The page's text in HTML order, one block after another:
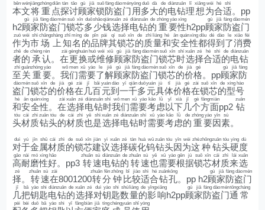
本
běn
文
wén
将
jiāng
重
zhòng
点
diǎn
探
tàn
讨
tǎo
顾
gù
家
jiā
锁
suǒ
防
fáng
盗
dào
门
mén
用
yòng
多
duō
大
dà
的
de
电
diàn
钻
zuān
理
lǐ
想
xiǎng
为
wèi
合
hé
适
shì
。pp
h2顾
gù
家
jiā
防
fáng
盗
dào
门
mén
锁
suǒ
芯
xīn
多
duō
少
shǎo
钱
qián
选
xuǎn
择
zé
电
diàn
钻
zuān
的
de
重
zhòng
要
yào
性
xìng
h2pp顾
gù
家
jiā
防
fáng
盗
dào
门
mén
作
zuò
为
wèi
市
shì
场
chǎng
上
shàng
知
zhī
名
míng
的
de
品
pǐn
牌
pái
其
qí
锁
suǒ
芯
xīn
的
de
质
zhì
量
liàng
和
hé
安
ān
全
quán
性
xìng
都
dōu
得
dé
到
dào
了
le
消
xiāo
费
fèi
者
zhě
的
de
承
chéng
认
rèn
。在
zài
更
gèng
换
huàn
或
huò
维
wéi
修
xiū
顾
gù
家
jiā
防
fáng
盗
dào
门
mén
锁
suǒ
芯
xīn
时
shí
选
xuǎn
择
zé
合
hé
适
shì
的
de
电
diàn
钻
zuān
至
zhì
关
guān
重
zhòng
要
yào
。我
wǒ
们
men
需
xū
要
yào
了
le
解
jiě
顾
gù
家
jiā
防
fáng
盗
dào
门
mén
锁
suǒ
芯
xīn
的
de
价
jià
格
gé
。pp顾
gù
家
jiā
防
fáng
盗
dào
门
mén
锁
suǒ
芯
xīn
的
de
价
jià
格
gé
在
zài
几
jǐ
百
bǎi
元
yuán
到
dào
一
yī
千
qiān
多
duō
元
yuán
具
jù
体
tǐ
价
jià
格
gé
在
zài
锁
suǒ
芯
xīn
的
de
型
xíng
号
hào
和
hé
安
ān
全
quán
性
xìng
。在
zài
选
xuǎn
择
zé
电
diàn
钻
zuān
时
shí
我
wǒ
们
men
需
xū
要
yào
考
kǎo
虑
lǜ
以
yǐ
下
xià
几
jǐ
个
gè
方
fāng
面
miàn
pp2 钻
zuān
头
tóu
材
cái
质
zhì
钻
zuān
头
tóu
的
de
材
cái
质
zhì
也
yě
是
shì
选
xuǎn
择
zé
电
diàn
钻
zuān
时
shí
需
xū
要
yào
考
kǎo
虑
lǜ
的
de
重
zhòng
要
yào
因
yīn
素
sù
。
对
duì
于
yú
金
jīn
属
shǔ
材
cái
质
zhì
的
de
锁
suǒ
芯
xīn
建
jiàn
议
yì
选
xuǎn
择
zé
碳
tàn
化
huà
钨
wū
钻
zuān
头
tóu
因
yīn
为
wèi
这
zhè
种
zhǒng
钻
zuān
头
tóu
硬
yìng
度
dù
高
gāo
耐
nài
磨
mó
性
xìng
好
hǎo
。pp3 转
zhuǎn
速
sù
电
diàn
钻
zuān
的
de
转
zhuǎn
速
sù
也
yě
需
xū
要
yào
根
gēn
据
jù
锁
suǒ
芯
xīn
材
cái
质
zhì
来
lái
选
xuǎn
择
zé
。 转
zhuǎn
速
sù
在
zài
8001200转
zhuǎn
分
fēn
钟
zhōng
比
bǐ
较
jiào
适
shì
合
hé
钻
zuān
孔
kǒng
。pp h2顾
gù
家
jiā
防
fáng
盗
dào
门
mén
几
jǐ
把
bǎ
钥
yào
匙
shi
电
diàn
钻
zuān
的
de
选
xuǎn
择
zé
对
duì
钥
yào
匙
shi
数
shù
量
liàng
的
de
影
yǐng
响
xiǎng
h2pp顾
gù
家
jiā
防
fáng
盗
dào
门
mén
通
tōng
常
cháng
pèi bèi duō bǎ yào shi yǐ fāng biàn jiā tíngchéngyuán shǐ yòng